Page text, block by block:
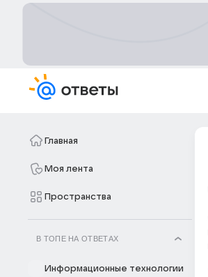
Главная
Моя лента
Пространства
В ТОПЕ НА ОТВЕТАХ
Информационные технологии